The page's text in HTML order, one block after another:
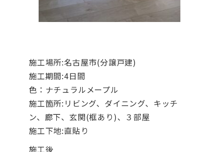
施工場所:名古屋市(分譲戸建)
施工期間:4日間
色：ナチュラルメープル
施工箇所:リビング、ダイニング、キッチ
ン、廊下、玄関(框あり)、３部屋
施工下地:直貼り
施工後